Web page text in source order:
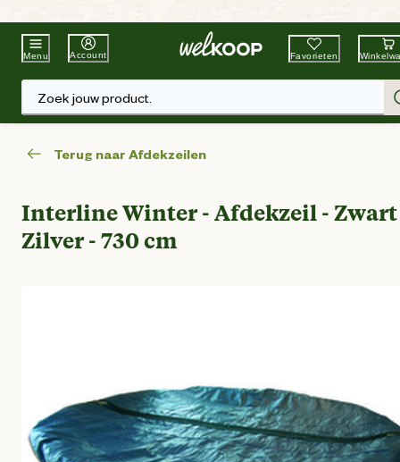
Beste WinkelketenTuin & Dier
Menu Account Favorieten
Zoek jouw product.
Terug naar Afdekzeilen
Interline Winter - Afdekzeil -
Zilver - 730 cm